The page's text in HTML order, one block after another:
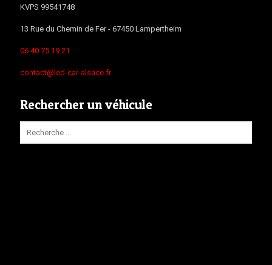
KVPS 99541748
13 Rue du Chemin de Fer - 67450 Lampertheim
06 40 75 19 21
contact@led-car-alsace.fr
Rechercher un véhicule